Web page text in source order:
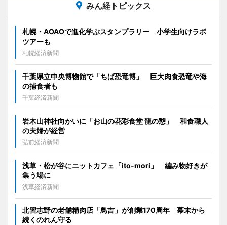
みん経トピックス
札幌・AOAOで進化学ぶスタンプラリー 小学生向けラボ
ツアーも
札幌経済新聞
千葉県立中央博物館で「ちば恐竜博」 巨大肉食恐竜や海
の捕食者も
千葉経済新聞
岩木山神社向かいに「お山の花彩食堂 龍の憩」 和食職人
の夫婦が経営
弘前経済新聞
浅草・松が谷にニットカフェ「ito-mori」 編み物好きが
集う場に
浅草経済新聞
北習志野の老舗精肉店「鳥吉」が創業170周年 幕末から
続くのれん守る